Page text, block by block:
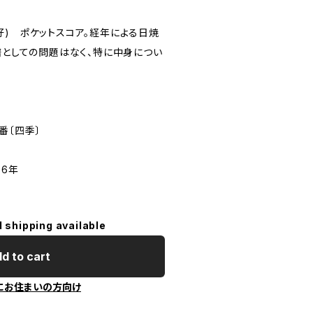
ケットスコア。経年による日焼
としての問題はなく、特に中身につい
四季〕
年
shipping available
to cart
お住まいの方向け